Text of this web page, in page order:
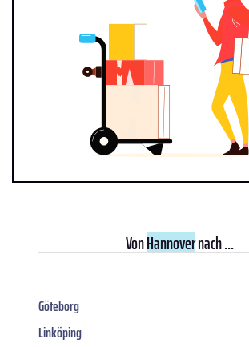
VonHannovernach ...
Göteborg
Linköping